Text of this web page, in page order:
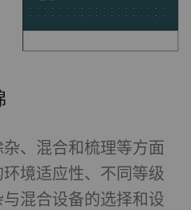
、混合和梳理等方面
境适应性、不同等级
混合设备的选择和设